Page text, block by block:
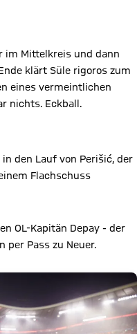
im Mittelkreis und dann
klärt Süle rigoros zum
eines vermeintlichen
nichts. Eckball.
den Lauf von Perišić, der
Flachschuss
OL-Kapitän Depay - der
per Pass zu Neuer.